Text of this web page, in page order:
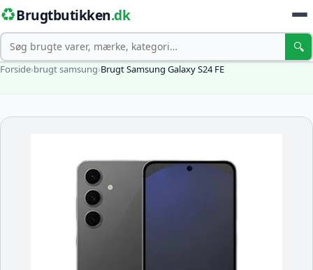
♻️Brugtbutikken.dk
Søg 🔍
Forside›brugt samsung›Brugt Samsung Galaxy S24 FE